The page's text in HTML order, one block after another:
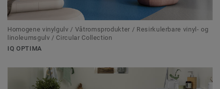
Homogene vinylgulv / Våtromsprodukter / Resirkulerbare vinyl- og
linoleumsgulv / Circular Collection
IQ OPTIMA